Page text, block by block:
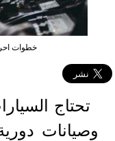
خطوات
تحتاج
وصيانات